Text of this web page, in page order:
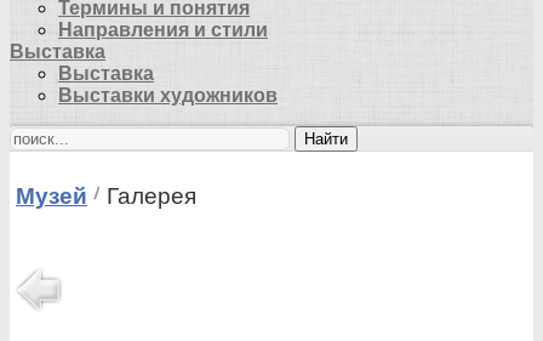
Термины и понятия
Направления и стили
Выставка
Выставка
Выставки художников
Найти
Музей Галерея